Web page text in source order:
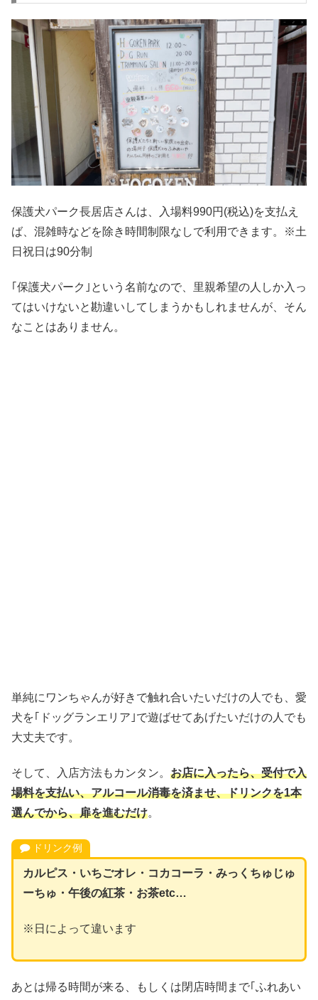
保護犬パーク長居店さんは、入場料990円(税込)を支払え
ば、混雑時などを除き時間制限なしで利用できます。※土
日祝日は90分制
｢保護犬パーク｣という名前なので、里親希望の人しか入っ
てはいけないと勘違いしてしまうかもしれませんが、そん
なことはありません。
単純にワンちゃんが好きで触れ合いたいだけの人でも、愛
犬を｢ドッグランエリア｣で遊ばせてあげたいだけの人でも
大丈夫です。
そして、入店方法もカンタン。 お店に入ったら、受付で入
場料を支払い、アルコール消毒を済ませ、ドリンクを1本
選んでから、扉を進むだけ。
ドリンク例
カルピス・いちごオレ・コカコーラ・みっくちゅじゅ
ーちゅ・午後の紅茶・お茶etc…
※日によって違います
あとは帰る時間が来る、もしくは閉店時間まで｢ふれあい